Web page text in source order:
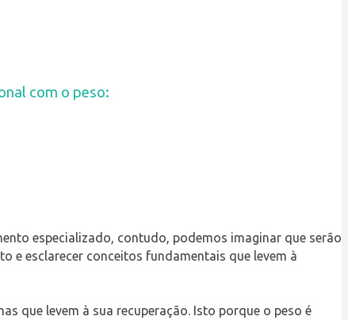
com o peso:
especializado, contudo, podemos imaginar que serão
esclarecer conceitos fundamentais que levem à
que levem à sua recuperação. Isto porque o peso é